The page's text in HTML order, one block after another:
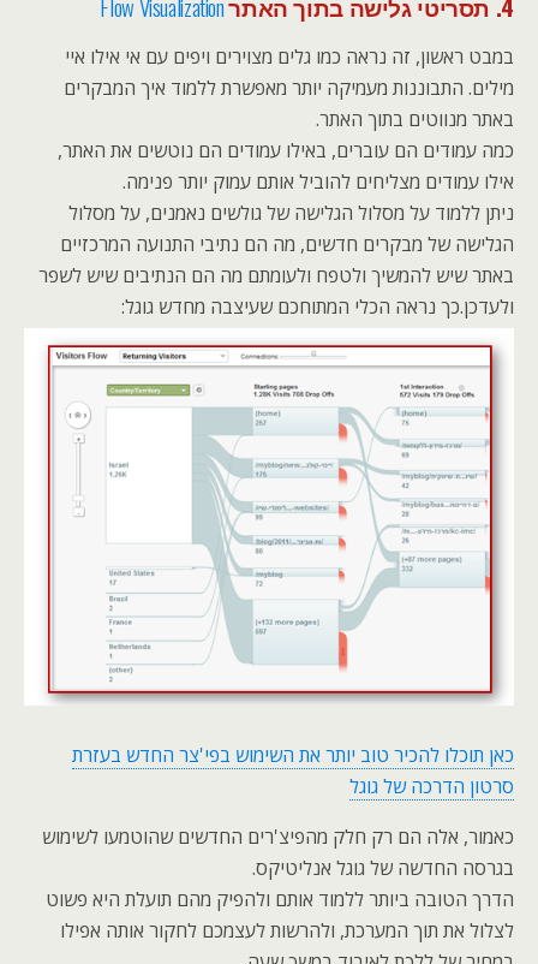
4. תסריטי גלישה בתוך האתר Flow Visualization
במבט ראשון, זה נראה כמו גלים מצוירים ויפים עם אי אילו איי
מילים. התבוננות מעמיקה יותר מאפשרת ללמוד איך המבקרים
באתר מנווטים בתוך האתר.
כמה עמודים הם עוברים, באילו עמודים הם נוטשים את האתר,
אילו עמודים מצליחים להוביל אותם עמוק יותר פנימה.
ניתן ללמוד על מסלול הגלישה של גולשים נאמנים, על מסלול
הגלישה של מבקרים חדשים, מה הם נתיבי התנועה המרכזיים
באתר שיש להמשיך ולטפח ולעומתם מה הם הנתיבים שיש לשפר
ולעדכן.כך נראה הכלי המתוחכם שעיצבה מחדש גוגל:
כאן תוכלו להכיר טוב יותר את השימוש בפי'צר החדש בעזרת
סרטון הדרכה של גוגל
כאמור, אלה הם רק חלק מהפיצ'רים החדשים שהוטמעו לשימוש
בגרסה החדשה של גוגל אנליטיקס.
הדרך הטובה ביותר ללמוד אותם ולהפיק מהם תועלת היא פשוט
לצלול את תוך המערכת, ולהרשות לעצמכם לחקור אותה אפילו